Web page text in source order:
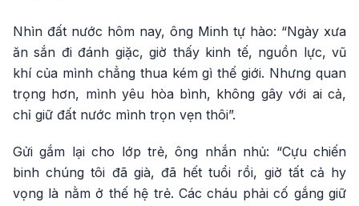
Nhìn đất nước hôm nay, ông Minh tự hào: “Ngày xưa
ăn sắn đi đánh giặc, giờ thấy kinh tế, nguồn lực, vũ
khí của mình chẳng thua kém gì thế giới. Nhưng quan
trọng hơn, mình yêu hòa bình, không gây với ai cả,
chỉ giữ đất nước mình trọn vẹn thôi”.
Gửi gắm lại cho lớp trẻ, ông nhắn nhủ: “Cựu chiến
binh chúng tôi đã già, đã hết tuổi rồi, giờ tất cả hy
vọng là nằm ở thế hệ trẻ. Các cháu phải cố gắng giữ